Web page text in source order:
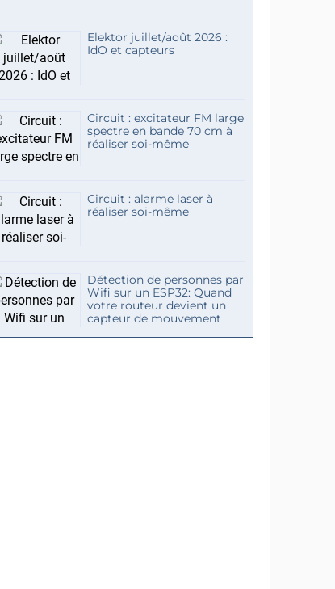
Elektor juillet/août 2026 :
IdO et capteurs
Circuit : excitateur FM large
spectre en bande 70 cm à
réaliser soi-même
Circuit : alarme laser à
réaliser soi-même
Détection de personnes par
Wifi sur un ESP32: Quand
votre routeur devient un
capteur de mouvement